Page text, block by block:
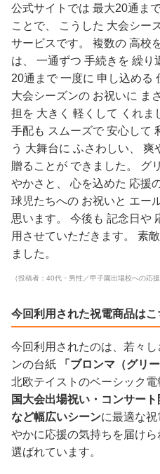
公式サイトでは 最大20通ま
ことで、 こうした 大会シー
サービスです。 複数の 高校
は、 一通ずつ 手続きを 繰り
20通まで 一度に 申し込める
大会シーズンの お祝いに ま
担を 大きく 軽くして くれま
手配も スムーズで 安心して
う 大舞台に ふさわしい、
贈ることが できました。 グ
やかさと、 心を込めた 応援
球児たちへの お祝いと エー
思います。 今後も 記念日や
用させていただきます。 素
ました。
（投稿者：40代・男性／甲子園出場校への応援
今回利用された祝電商品はこ
今回利用されたのは、若々
ンの台紙
「ブロンマ（グリー
北欧テイストのベーシック電
国大会出場祝い・コンサー
など幅広いシーンに最適な
やかに応援の気持ちを届け
選ばれています。